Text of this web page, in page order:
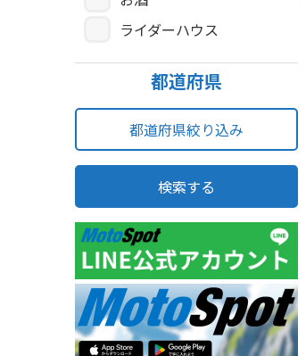
ライダーハウス
都道府県
都道府県絞り込み
検索する